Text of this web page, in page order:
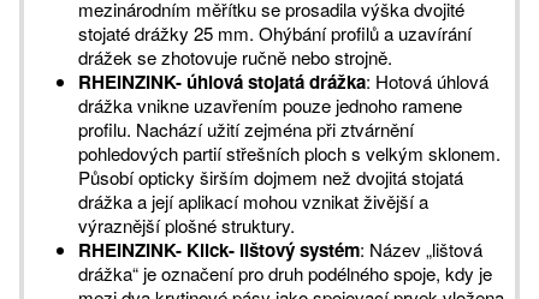
mezinárodním měřítku se prosadila výška dvojité
stojaté drážky 25 mm. Ohýbání profilů a uzavírání
drážek se zhotovuje ručně nebo strojně.
RHEINZINK- úhlová stojatá drážka: Hotová úhlová
drážka vnikne uzavřením pouze jednoho ramene
profilu. Nachází užití zejména při ztvárnění
pohledových partií střešních ploch s velkým sklonem.
Působí opticky širším dojmem než dvojitá stojatá
drážka a její aplikací mohou vznikat živější a
výraznější plošné struktury.
RHEINZINK- Klick- lištový systém: Název „lištová
drážka“ je označení pro druh podélného spoje, kdy je